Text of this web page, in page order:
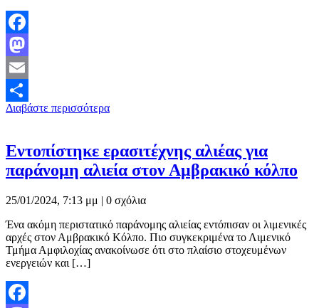
Facebook
Mastodon
Email
Μοιραστείτε
Διαβάστε περισσότερα
Εντοπίστηκε ερασιτέχνης αλιέας για
παράνομη αλιεία στον Αμβρακικό κόλπο
25/01/2024, 7:13 μμ | 0 σχόλια
Ένα ακόμη περιστατικό παράνομης αλιείας εντόπισαν οι λιμενικές
αρχές στον Αμβρακικό Κόλπο. Πιο συγκεκριμένα το Λιμενικό
Τμήμα Αμφιλοχίας ανακοίνωσε ότι στο πλαίσιο στοχευμένων
ενεργειών και […]